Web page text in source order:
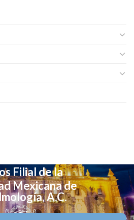
Filial de la
Mexicana de
A.C.